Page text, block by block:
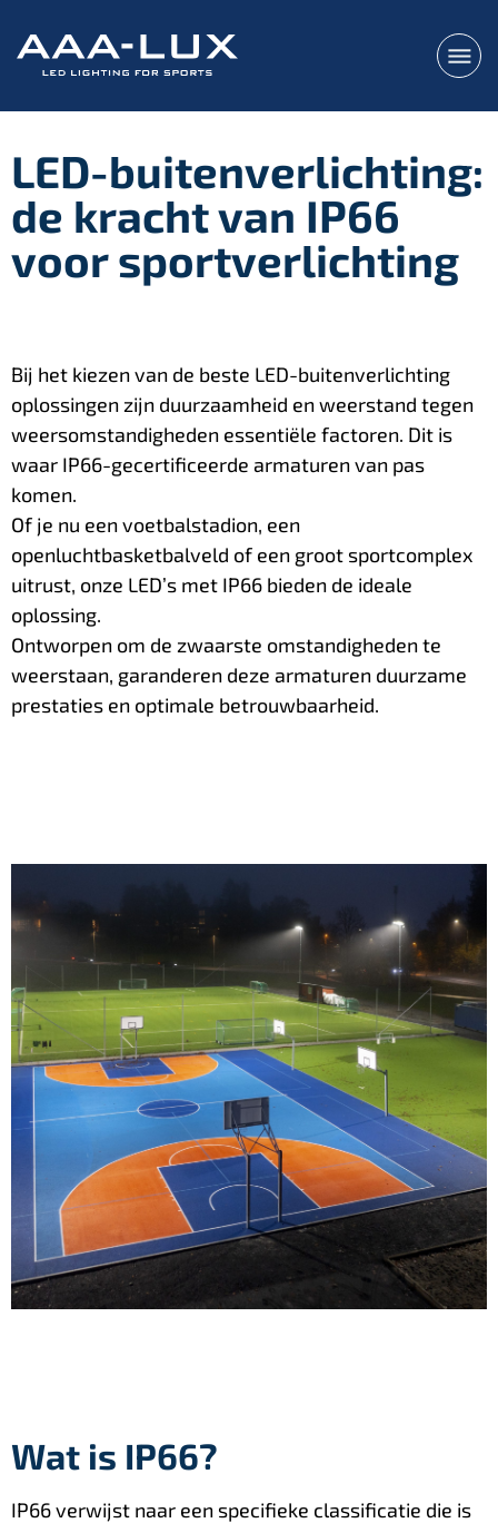
LED-buitenverlichting:
de kracht van IP66
voor sportverlichting
Bij het kiezen van de beste LED-buitenverlichting
oplossingen zijn duurzaamheid en weerstand tegen
weersomstandigheden essentiële factoren. Dit is
waar IP66-gecertificeerde armaturen van pas
komen.
Of je nu een voetbalstadion, een
openluchtbasketbalveld of een groot sportcomplex
uitrust, onze LED’s met IP66 bieden de ideale
oplossing.
Ontworpen om de zwaarste omstandigheden te
weerstaan, garanderen deze armaturen duurzame
prestaties en optimale betrouwbaarheid.
Wat is IP66?
IP66 verwijst naar een specifieke classificatie die is